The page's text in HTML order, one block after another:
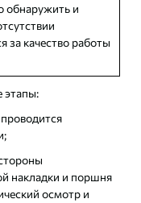
обнаружить и
за качество работы
этапы:
накладки и поршня
осмотр и